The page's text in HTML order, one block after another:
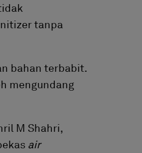
tanpa
bahan terbabit.
mengundang
M Shahri,
air